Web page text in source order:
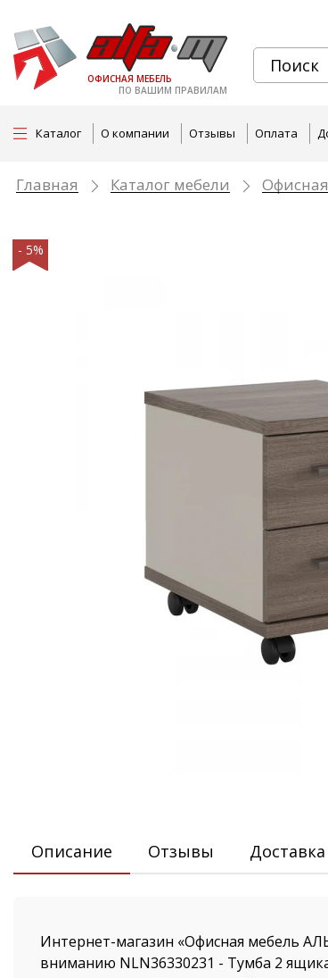
ОФИСНАЯ МЕБЕЛЬ
ПО ВАШИМ ПРАВИЛАМ
Каталог О компании Отзывы Оплата
Главная Каталог мебели
- 5%
Описание Отзывы Доставка
Интернет-магазин «Офисная мебель
вниманию NLN36330231 - Тумба 2